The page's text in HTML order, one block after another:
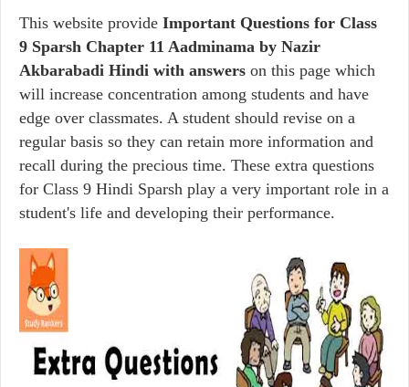
This website provide Important Questions for Class
9 Sparsh Chapter 11 Aadminama by Nazir
Akbarabadi Hindi with answers on this page which
will increase concentration among students and have
edge over classmates. A student should revise on a
regular basis so they can retain more information and
recall during the precious time. These extra questions
for Class 9 Hindi Sparsh play a very important role in a
student's life and developing their performance.